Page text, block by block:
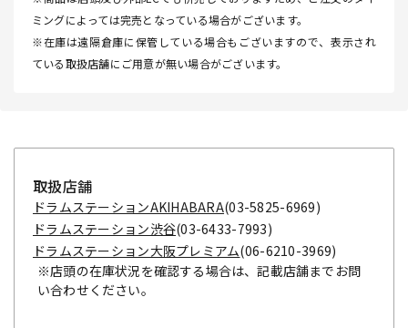
ミングによっては完売となっている場合がございます。
※在庫は遠隔倉庫に保管している場合もございますので、表示され
ている取扱店舗にご用意が無い場合がございます。
取扱店舗
ドラムステーションAKIHABARA(03-5825-6969)
ドラムステーション渋谷(03-6433-7993)
ドラムステーション大阪プレミアム(06-6210-3969)
※店頭の在庫状況を確認する場合は、記載店舗までお問
い合わせください。